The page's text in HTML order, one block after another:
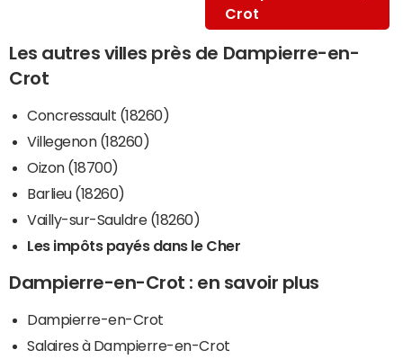
Crot
Les autres villes près de Dampierre-en-
Crot
Concressault (18260)
Villegenon (18260)
Oizon (18700)
Barlieu (18260)
Vailly-sur-Sauldre (18260)
Les impôts payés dans le Cher
Dampierre-en-Crot : en savoir plus
Dampierre-en-Crot
Salaires à Dampierre-en-Crot